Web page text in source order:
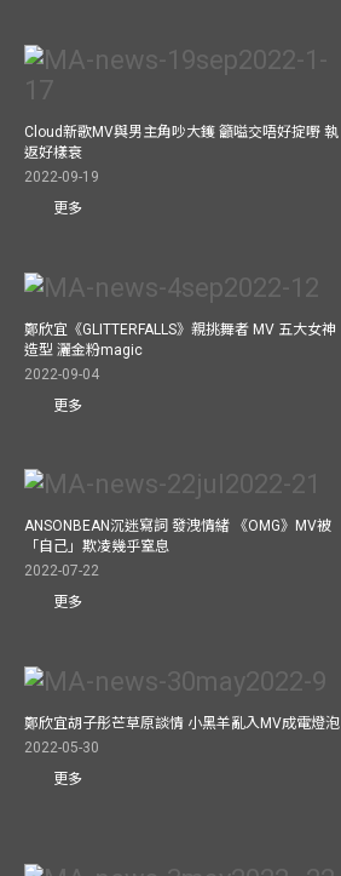
Cloud新歌MV與男主角吵大鑊 籲嗌交唔好掟嘢 執
返好樣衰
2022-09-19
更多
鄭欣宜《GLITTERFALLS》親挑舞者 MV 五大女神
造型 灑金粉magic
2022-09-04
更多
ANSONBEAN沉迷寫詞 發洩情緒 《OMG》MV被
「自己」欺凌幾乎窒息
2022-07-22
更多
鄭欣宜胡子彤芒草原談情 小黑羊亂入MV成電燈泡
2022-05-30
更多